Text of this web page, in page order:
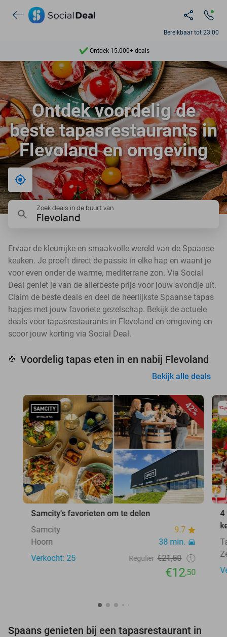
Bereikbaar tot 23:00
Ontdek 15.000+ deals
7 dagen per week beschikbaar
10+ miljoen leden
9,4
Ontdek 15.000+ deals
Ontdek voordelig de
beste tapasrestaurants in
Flevoland en omgeving
Bij mij in de buurt
Zoek deals in de buurt van
Flevoland
Ervaar de kleurrijke en smaakvolle wereld van de Spaanse
keuken. Je proeft direct de passie in elke hap en waant je
voor even onder de warme, mediterrane zon. Via Social
Deal geniet je van de allerbeste prijs voor jouw avondje uit.
Claim de beste deals en deel de heerlijkste Spaanse tapas
hapjes met jouw favoriete gezelschap. Bekijk de actuele
deals voor tapasrestaurants in Flevoland en omgeving en
scoor jouw korting via Social Deal.
🍲 Voordelig tapas eten in en nabij Flevoland
Bekijk alle deals
42%
Samcity's favorieten om te delen
Samcity
9.7
Hoorn
38 min.
Verkocht: 25
Regulier €21,50
€12,50
4
Spaans genieten bij een tapasrestaurant in